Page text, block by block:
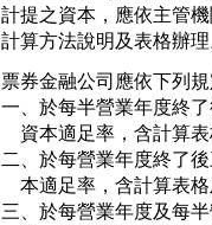
計提之資本，應依主管
計算方法說明及表格辦理
票券金融公司應依下列
一、於每半營業年度終
資本適足率，含計算
二、於每營業年度終了
本適足率，含計算表
三、於每營業年度及每